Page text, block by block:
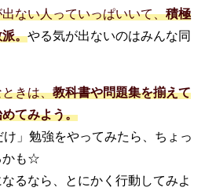
ない人っていっぱいいて、積極
。やる気が出ないのはみんな同
きは、教科書や問題集を揃えて
てみよう。
け」勉強をやってみたら、ちょっ
かも☆
るなら、とにかく行動してみよ